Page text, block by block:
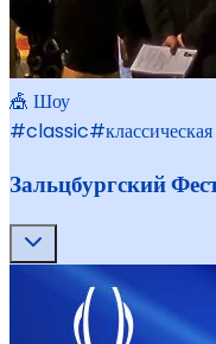
🎪 Шоу
#classic#
Зальцбургский